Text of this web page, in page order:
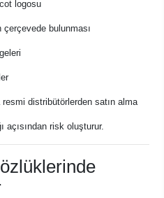
logosu
çerçevede bulunması
distribütörlerden satın alma
açısından risk oluşturur.